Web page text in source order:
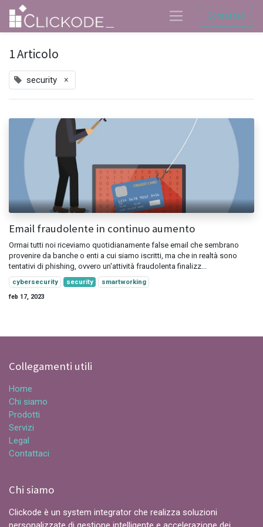
Contattaci
1 Articolo
security ×
Email fraudolente in continuo aumento
Ormai tutti noi riceviamo quotidianamente false email che sembrano
provenire da banche o enti a cui siamo iscritti, ma che in realtà sono
tentativi di phishing, ovvero un'attività fraudolenta finalizz...
cybersecurity security
smartworking
feb 17, 2023
Collegamenti utili
Home
Chi siamo
Prodotti
Servizi
Legal
Contattaci
Chi siamo
Clickode è un system integrator che realizza soluzioni